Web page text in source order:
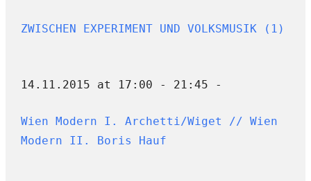
ZWISCHEN EXPERIMENT UND VOLKSMUSIK (1)
14.11.2015 at 17:00 - 21:45 -
Wien Modern I. Archetti/Wiget // Wien
Modern II. Boris Hauf